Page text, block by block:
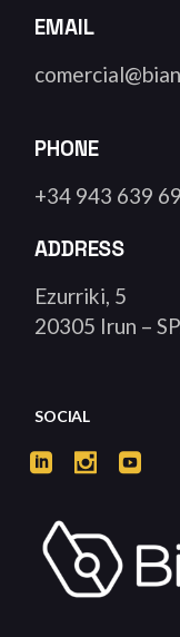
EMAIL
PHONE
+34 943 639
ADDRESS
Ezurriki, 5
20305 Irun –
SOCIAL